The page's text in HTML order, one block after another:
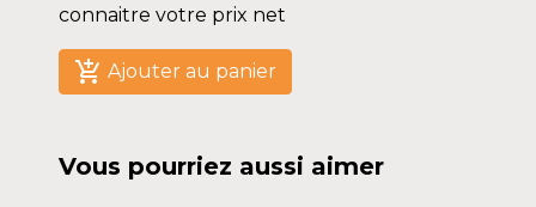
connaitre votre prix net
add_shopping_cart Ajouter au panier
Vous pourriez aussi aimer